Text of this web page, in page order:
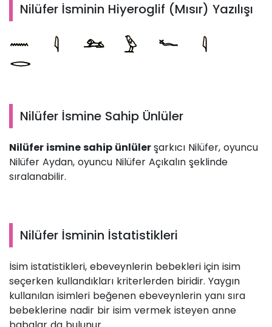
Nilüfer İsminin Hiyeroglif (Mısır) Yazılışı
Nilüfer İsmine Sahip Ünlüler
Nilüfer ismine sahip ünlülerşarkıcı Nilüfer, oyuncu
Nilüfer Aydan, oyuncu Nilüfer Açıkalın şeklinde
sıralanabilir.
Nilüfer İsminin İstatistikleri
İsim istatistikleri, ebeveynlerin bebekleri için isim
seçerken kullandıkları kriterlerden biridir. Yaygın
kullanılan isimleri beğenen ebeveynlerin yanı sıra
bebeklerine nadir bir isim vermek isteyen anne